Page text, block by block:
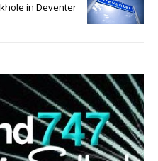
in Deventer